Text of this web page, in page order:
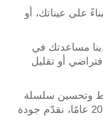
على عيناتك، أو
مساعدتك في
أو تقليل
وتحسين سلسلة
التوريد التي تمتد خبرتنا فيها على مدى 20 عامًا، نقدّم جودة